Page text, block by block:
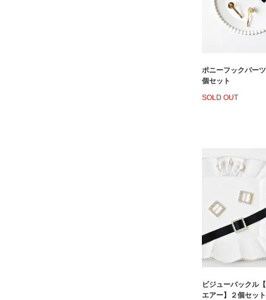
ポニーフックパー
個セット
SOLD OUT
ビジューバックル
エアー】２個セット